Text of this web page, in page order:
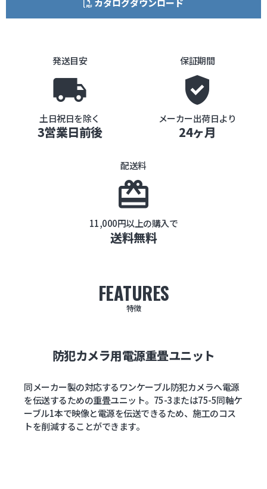
カタログダウンロード
発送目安
local_shipping
土日祝日を除く
3営業日前後
保証期間
gpp_good
メーカー出荷日より
24ヶ月
配送料
card_giftcard
11,000円以上の購入で
送料無料
FEATURES
特徴
防犯カメラ用電源重畳ユニット
同メーカー製の対応するワンケーブル防犯カメラへ電源
を伝送するための重畳ユニット。75-3または75-5同軸ケ
ーブル1本で映像と電源を伝送できるため、施工のコス
トを削減することができます。